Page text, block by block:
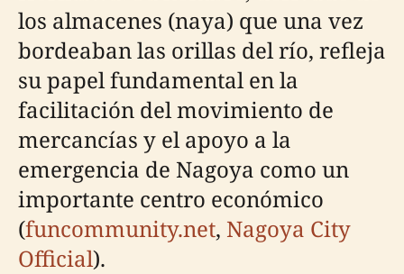
los almacenes (naya) que una vez
bordeaban las orillas del río, refleja
su papel fundamental en la
facilitación del movimiento de
mercancías y el apoyo a la
emergencia de Nagoya como un
importante centro económico
(funcommunity.net, Nagoya City
Official).